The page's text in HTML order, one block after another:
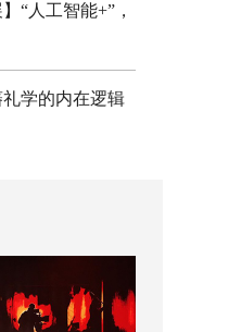
“人工智能+”，
学的内在逻辑